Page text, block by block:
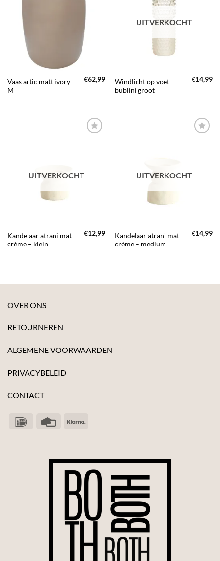
TOEVOEGEN
FAVORIETEN
Vaas artic matt ivory
M
€62,99
TOEVOEGEN
UITVERKOCHT
Windlicht op voet
bublini groot
€14,99
UITVERKOCHT
Kandelaar atrani mat
crème – klein
€12,99
UITVERKOCHT
Kandelaar atrani mat
crème – medium
€14,99
OVER ONS
RETOURNEREN
ALGEMENE VOORWAARDEN
PRIVACYBELEID
CONTACT